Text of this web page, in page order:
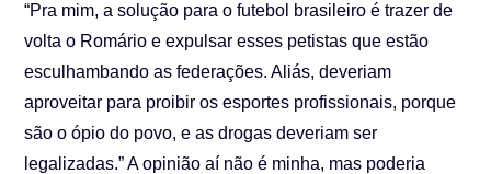
“Pra mim, a solução para o futebol brasileiro é trazer de
volta o Romário e expulsar esses petistas que estão
esculhambando as federações. Aliás, deveriam
aproveitar para proibir os esportes profissionais, porque
são o ópio do povo, e as drogas deveriam ser
legalizadas.” A opinião aí não é minha, mas poderia